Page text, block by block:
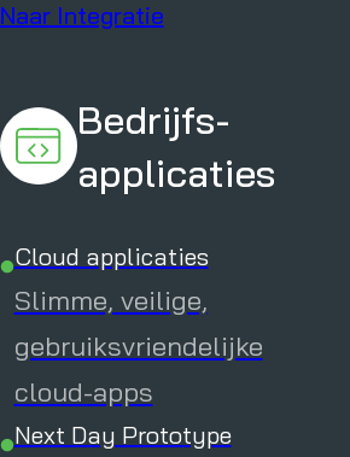
Naar Integratie
Bedrijfs-
applicaties
Cloud applicaties
Slimme, veilige,
gebruiksvriendelijke
cloud-apps
Next Day Prototype